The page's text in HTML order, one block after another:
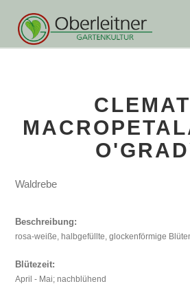
Waldrebe
Beschreibung:
rosa-weiße, halbgefüllte, glockenförmige
Blütezeit:
April - Mai; nachblühend